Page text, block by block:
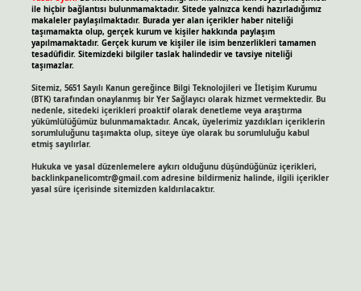
ile hiçbir bağlantısı bulunmamaktadır. Sitede yalnızca kendi hazırladığımız
makaleler paylaşılmaktadır. Burada yer alan içerikler haber niteliği
taşımamakta olup, gerçek kurum ve kişiler hakkında paylaşım
yapılmamaktadır. Gerçek kurum ve kişiler ile isim benzerlikleri tamamen
tesadüfidir. Sitemizdeki bilgiler taslak halindedir ve tavsiye niteliği
taşımazlar.
Sitemiz, 5651 Sayılı Kanun gereğince Bilgi Teknolojileri ve İletişim Kurumu
(BTK) tarafından onaylanmış bir Yer Sağlayıcı olarak hizmet vermektedir. Bu
nedenle, sitedeki içerikleri proaktif olarak denetleme veya araştırma
yükümlülüğümüz bulunmamaktadır. Ancak, üyelerimiz yazdıkları içeriklerin
sorumluluğunu taşımakta olup, siteye üye olarak bu sorumluluğu kabul
etmiş sayılırlar.
Hukuka ve yasal düzenlemelere aykırı olduğunu düşündüğünüz içerikleri,
backlinkpanelicomtr@gmail.comadresine bildirmeniz halinde, ilgili içerikler
yasal süre içerisinde sitemizden kaldırılacaktır.